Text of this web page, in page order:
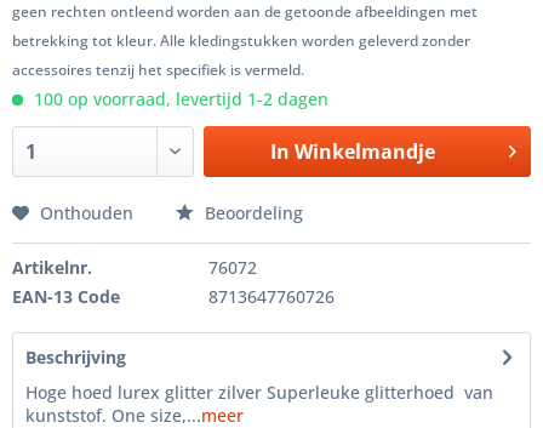
geen rechten ontleend worden aan de getoonde afbeeldingen met
betrekking tot kleur. Alle kledingstukken worden geleverd zonder
accessoires tenzij het specifiek is vermeld.
100 op voorraad, levertijd 1-2 dagen
In Winkelmandje
Onthouden Beoordeling
Artikelnr.
76072
EAN-13 Code
8713647760726
Beschrijving
Hoge hoed lurex glitter zilver Superleuke glitterhoed van
kunststof. One size,...meer